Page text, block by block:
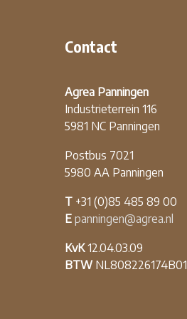
Contact
Agrea Panningen
Industrieterrein 116
5981 NC Panningen
Postbus 7021
5980 AA Panningen
T +31 (0)85 485 89 00
E panningen@agrea.nl
KvK12.04.03.09
BTW NL808226174B01